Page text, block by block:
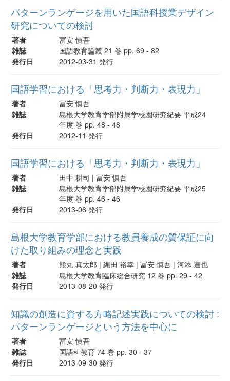
パターンランゲージを用いた国語科授業デザイン
研究についての検討
著者
冨安 慎吾
雑誌
国語教育論叢 21 巻 pp. 69 - 82
発行日
2012-03-31 発行
国語学習における「思考力・判断力・表現力」
著者
冨安 慎吾
雑誌
島根大学教育学部附属学校園研究紀要 平成24
年度 巻 pp. 48 - 48
発行日
2012-11 発行
国語学習における「思考力・判断力・表現力」
著者
田中 耕司 | 冨安 慎吾
雑誌
島根大学教育学部附属学校園研究紀要 平成25
年度 巻 pp. 46 - 46
発行日
2013-06 発行
島根大学教育学部における教員養成の質保証に向
けた取り組みの理念と実践
著者
熊丸 真太郎 | 縄田 裕幸 | 冨安 慎吾 | 河添 達也
雑誌
島根大学教育臨床総合研究 12 巻 pp. 29 - 42
発行日
2013-08-20 発行
知識の創造に資する方略記述実践についての検討 :
パターンランゲージという方法を中心に
著者
冨安 慎吾
雑誌
国語科教育 74 巻 pp. 30 - 37
発行日
2013-09-30 発行